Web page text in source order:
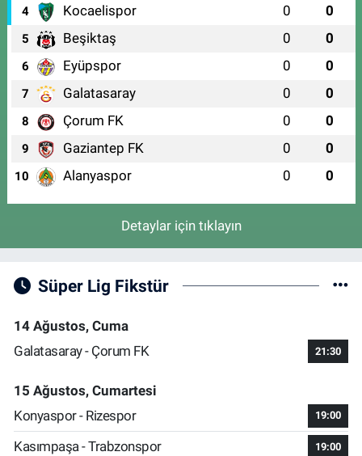
4 Kocaelispor 0 0
5 Beşiktaş 0 0
6 Eyüpspor 0 0
7 Galatasaray 0 0
8 Çorum FK 0 0
9 Gaziantep FK 0 0
10 Alanyaspor 0 0
Detaylar için tıklayın
Süper Lig Fikstür
14 Ağustos, Cuma
Galatasaray - Çorum FK
21:30
15 Ağustos, Cumartesi
Konyaspor - Rizespor
19:00
Kasımpaşa - Trabzonspor 19:00